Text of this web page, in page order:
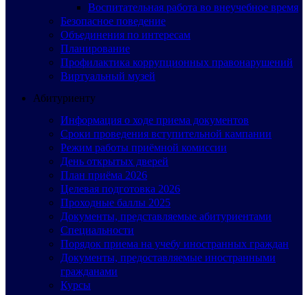
Воспитательная работа во внеучебное время
Безопасное поведение
Объединения по интересам
Планирование
Профилактика коррупционных правонарушений
Виртуальный музей
Абитуриенту
Информация о ходе приема документов
Сроки проведения вступительной кампании
Режим работы приёмной комиссии
День открытых дверей
План приёма 2026
Целевая подготовка 2026
Проходные баллы 2025
Документы, представляемые абитуриентами
Специальности
Порядок приема на учебу иностранных граждан
Документы, предоставляемые иностранными
гражданами
Курсы